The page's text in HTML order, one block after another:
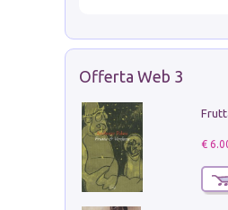
Offerta Web 3
€